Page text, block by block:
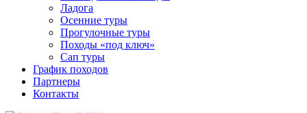
Ладога
Осенние туры
Прогулочные туры
Походы «под ключ»
Сап туры
График походов
Партнеры
Контакты